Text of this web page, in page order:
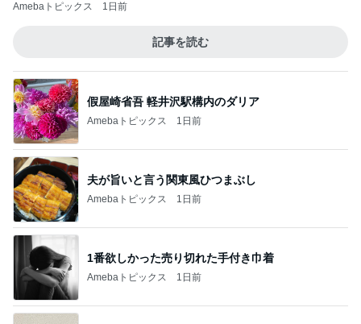
Amebaトピックス 1日前
記事を読む
假屋崎省吾 軽井沢駅構内のダリア
Amebaトピックス 1日前
夫が旨いと言う関東風ひつまぶし
Amebaトピックス 1日前
1番欲しかった売り切れた手付き巾着
Amebaトピックス 1日前